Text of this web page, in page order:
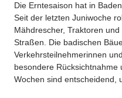
Die Erntesaison hat in
Seit der letzten Juniwoche
Mähdrescher, Traktoren
Straßen. Die badischen
Verkehrsteilnehmerinnen
besondere Rücksichtnahme
Wochen sind entscheidend,